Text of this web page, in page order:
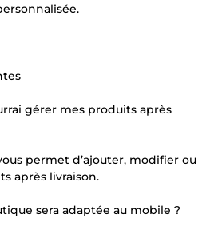
gérer mes produits après
permet d’ajouter, modifier ou
après livraison.
sera adaptée au mobile ?